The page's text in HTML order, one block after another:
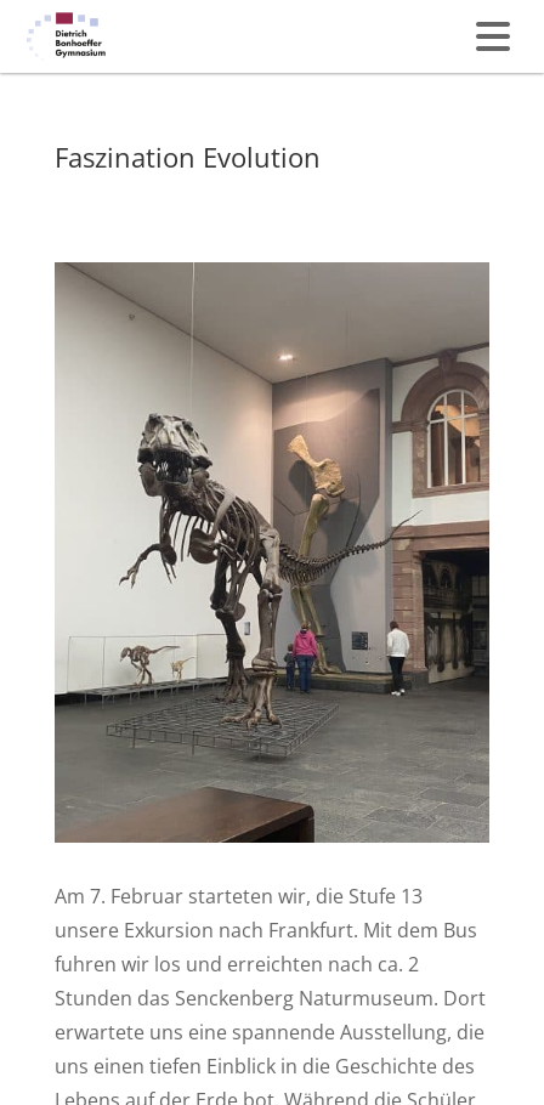
Faszination Evolution
Am 7. Februar starteten wir, die Stufe 13
unsere Exkursion nach Frankfurt. Mit dem Bus
fuhren wir los und erreichten nach ca. 2
Stunden das Senckenberg Naturmuseum. Dort
erwartete uns eine spannende Ausstellung, die
uns einen tiefen Einblick in die Geschichte des